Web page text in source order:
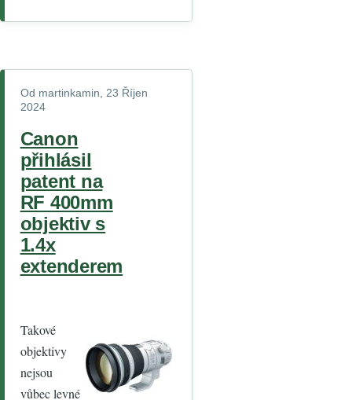
Od martinkamin, 23 Říjen
2024
Canon
přihlásil
patent na
RF 400mm
objektiv s
1.4x
extenderem
Takové
objektivy
nejsou
vůbec levné